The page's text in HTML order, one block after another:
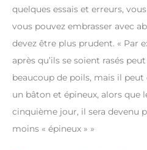
quelques essais et erreurs,
vous pouvez embrasser avec
devez être plus prudent. « Par
après qu’ils se soient rasés
beaucoup de poils, mais il
un bâton et épineux, alors que
cinquième jour, il sera devenu
moins « épineux » »